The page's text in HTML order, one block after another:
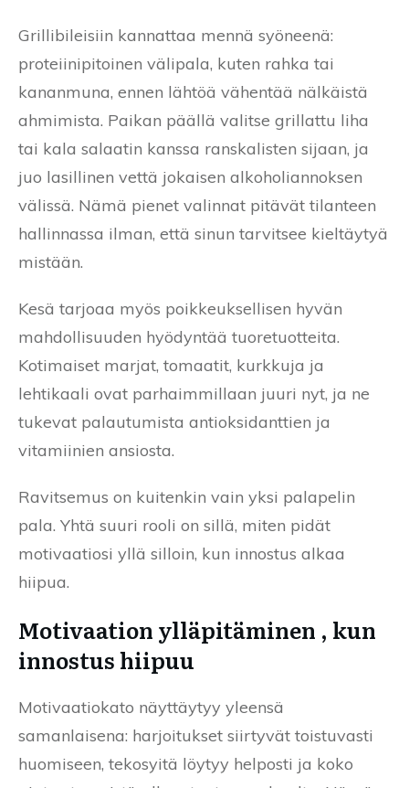
Grillibileisiin kannattaa mennä syöneenä:
proteiinipitoinen välipala, kuten rahka tai
kananmuna, ennen lähtöä vähentää nälkäistä
ahmimista. Paikan päällä valitse grillattu liha
tai kala salaatin kanssa ranskalisten sijaan, ja
juo lasillinen vettä jokaisen alkoholiannoksen
välissä. Nämä pienet valinnat pitävät tilanteen
hallinnassa ilman, että sinun tarvitsee kieltäytyä
mistään.
Kesä tarjoaa myös poikkeuksellisen hyvän
mahdollisuuden hyödyntää tuoretuotteita.
Kotimaiset marjat, tomaatit, kurkkuja ja
lehtikaali ovat parhaimmillaan juuri nyt, ja ne
tukevat palautumista antioksidanttien ja
vitamiinien ansiosta.
Ravitsemus on kuitenkin vain yksi palapelin
pala. Yhtä suuri rooli on sillä, miten pidät
motivaatiosi yllä silloin, kun innostus alkaa
hiipua.
Motivaation ylläpitäminen , kun
innostus hiipuu
Motivaatiokato näyttäytyy yleensä
samanlaisena: harjoitukset siirtyvät toistuvasti
huomiseen, tekosyitä löytyy helposti ja koko